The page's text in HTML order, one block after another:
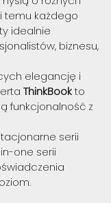
temu każdego
idealnie
biznesu,
elegancję i
ThinkBookto
funkcjonalność z
serii
one serii